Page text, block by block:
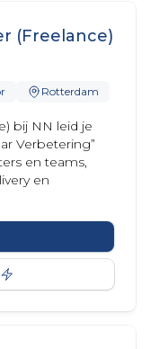
(Freelance)
Rotterdam
bij NN leid je
Verbetering”
en teams,
en